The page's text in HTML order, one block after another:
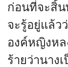
ก่อนที่จะสิ้
จะรู้อยู่แล้ว
องค์หญิงหล
ร้ายว่านาง